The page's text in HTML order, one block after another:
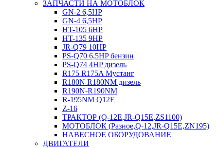
ЗАПЧАСТИ НА МОТОБЛОК
GN-2 6,5HP
GN-4 6,5HP
HT-105 6HP
HT-135 9HP
JR-Q79 10HP
PS-Q70 6,5HP бензин
PS-Q74 4HP дизель
R175 R175A Мустанг
R180N R180NM дизель
R190N-R190NM
R-195NM Q12E
Z-16
ТРАКТОР (Q-12E,JR-Q15E,ZS1100)
МОТОБЛОК (Разное,Q-12,JR-Q15E,ZN195)
НАВЕСНОЕ ОБОРУДОВАНИЕ
ДВИГАТЕЛИ